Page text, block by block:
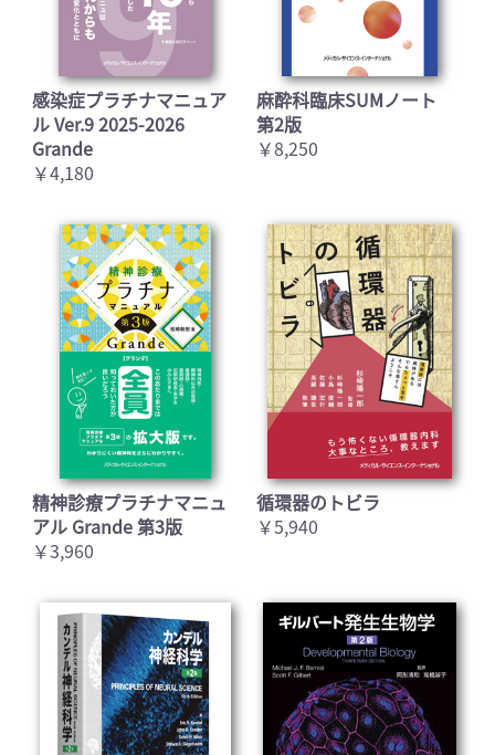
感染症プラチナマニュア
ル Ver.9 2025-2026
Grande
￥4,180
麻酔科臨床SUMノート
第2版
￥8,250
精神診療プラチナマニュ
アル Grande 第3版
￥3,960
循環器のトビラ
￥5,940